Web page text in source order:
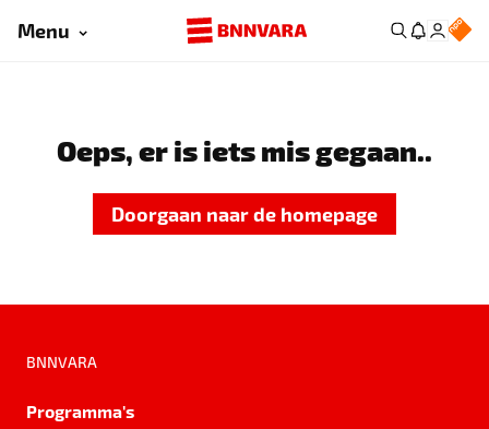
Menu
Oeps, er is iets mis gegaan..
Doorgaan naar de homepage
BNNVARA
Programma's